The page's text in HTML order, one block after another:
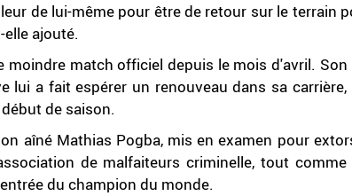
de lui-même pour être de retour sur le terrain
ajouté.
moindre match officiel depuis le mois d'avril.
lui a fait espérer un renouveau dans sa
de saison.
aîné Mathias Pogba, mis en examen pour
de malfaiteurs criminelle, tout
du champion du monde.